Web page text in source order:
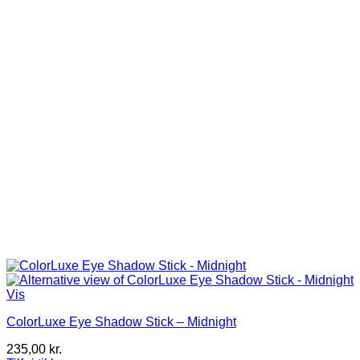
Vis
ColorLuxe Eye Shadow Stick – Midnight
235,00 kr.